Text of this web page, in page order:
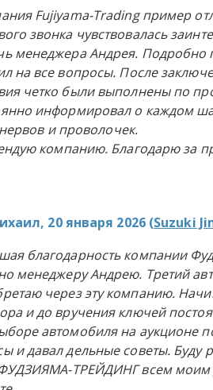
Fujiyama-Trading пример
звонка чувствовалась
менеджера Андрея. Подробно
на все вопросы. После
четко были выполнены по
информировал о каждом
и проволочек.
компанию. Благодарю за
20 января 2026 (Suzuki
благодарность компании
менеджеру Андрею. Третий
через эту компанию.
и до вручения ключей
автомобиля на аукционе
и давал дельные советы. Буду
ТРЕЙДИНГ всем моим